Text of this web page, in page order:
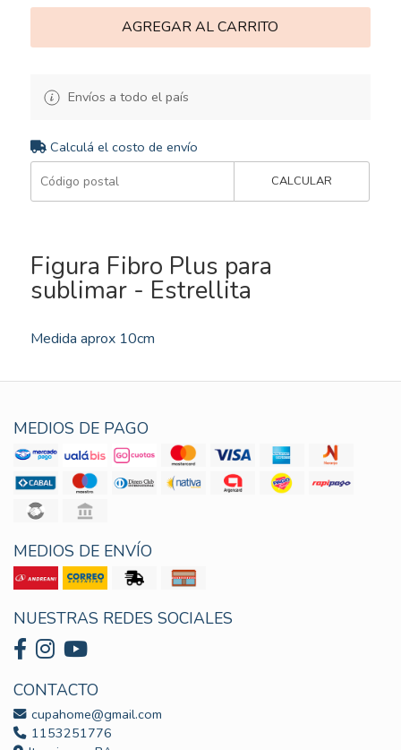
AGREGAR AL CARRITO
Envíos a todo el país
Calculá el costo de envío
CALCULAR
Figura Fibro Plus para
sublimar - Estrellita
Medida aprox 10cm
MEDIOS DE PAGO
MEDIOS DE ENVÍO
NUESTRAS REDES SOCIALES
CONTACTO
cupahome@gmail.com
1153251776